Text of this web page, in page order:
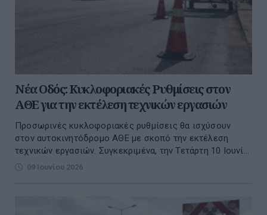
Νέα Οδός: Κυκλοφοριακές Ρυθμίσεις στον
ΑΘΕ για την εκτέλεση τεχνικών εργασιών
Προσωρινές κυκλοφοριακές ρυθμίσεις θα ισχύσουν
στον αυτοκινητόδρομο ΑΘΕ με σκοπό την εκτέλεση
τεχνικών εργασιών. Συγκεκριμένα, την Τετάρτη 10 Ιουνί...
09 Ιουνίου 2026